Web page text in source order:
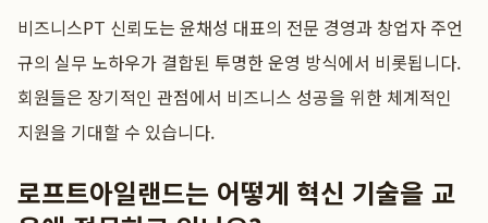
비즈니스PT 신뢰도는 윤채성 대표의 전문 경영과 창업자 주언
규의 실무 노하우가 결합된 투명한 운영 방식에서 비롯됩니다.
회원들은 장기적인 관점에서 비즈니스 성공을 위한 체계적인
지원을 기대할 수 있습니다.
로프트아일랜드는 어떻게 혁신 기술을 교